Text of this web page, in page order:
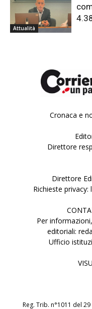
Attualità
Cronaca e
Direttore
Direttore
Richieste
Per
editoriali:
Ufficio
Reg. Trib. n°1011 del